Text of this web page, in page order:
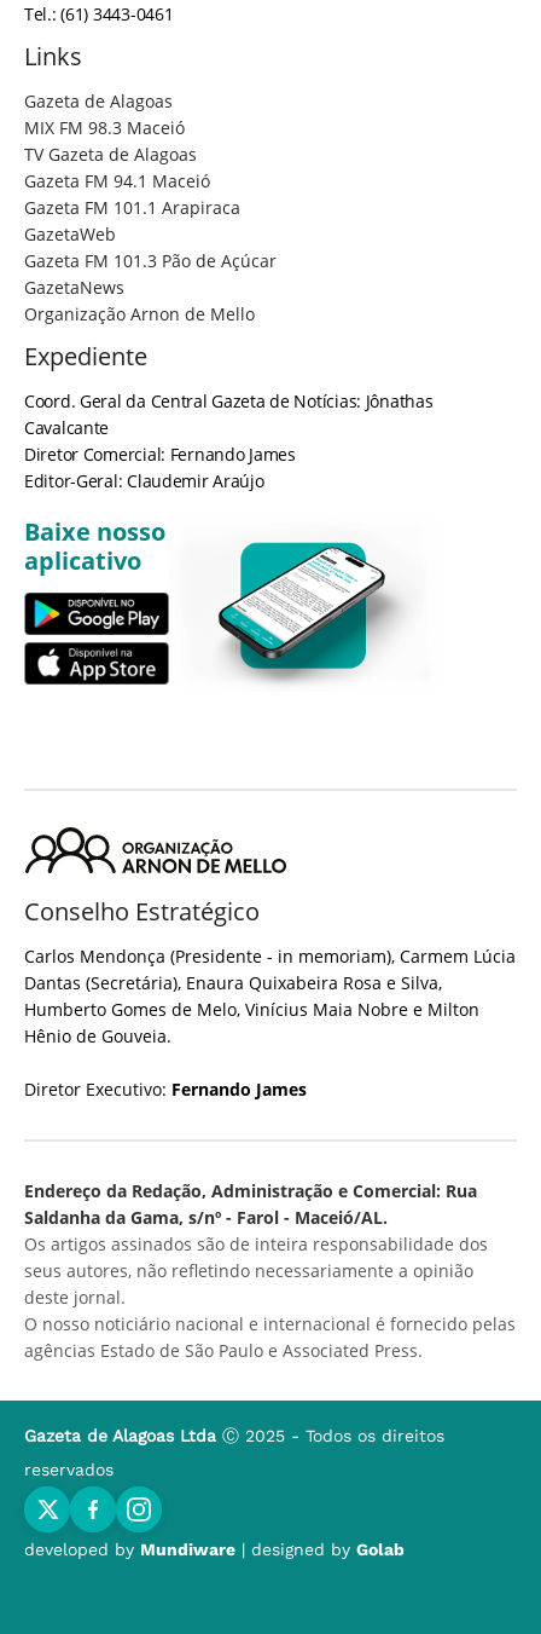
Tel.: (61) 3443-0461
Links
Gazeta de Alagoas
MIX FM 98.3 Maceió
TV Gazeta de Alagoas
Gazeta FM 94.1 Maceió
Gazeta FM 101.1 Arapiraca
GazetaWeb
Gazeta FM 101.3 Pão de Açúcar
GazetaNews
Organização Arnon de Mello
Expediente
Coord. Geral da Central Gazeta de Notícias: Jônathas
Cavalcante
Diretor Comercial: Fernando James
Editor-Geral: Claudemir Araújo
Baixe nosso
aplicativo
Conselho Estratégico
Carlos Mendonça (Presidente - in memoriam), Carmem Lúcia
Dantas (Secretária), Enaura Quixabeira Rosa e Silva,
Humberto Gomes de Melo, Vinícius Maia Nobre e Milton
Hênio de Gouveia.
Diretor Executivo: Fernando James
Endereço da Redação, Administração e Comercial: Rua
Saldanha da Gama, s/nº - Farol - Maceió/AL.
Os artigos assinados são de inteira responsabilidade dos
seus autores, não refletindo necessariamente a opinião
deste jornal.
O nosso noticiário nacional e internacional é fornecido pelas
agências Estado de São Paulo e Associated Press.
Gazeta de Alagoas Ltda Ⓒ 2025 - Todos os direitos
reservados
developed by Mundiware | designed by Golab